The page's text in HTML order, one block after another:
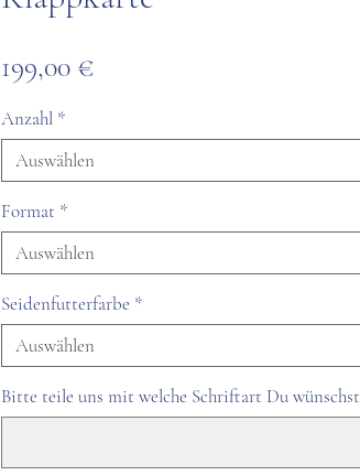
199,00 €
Anzahl *
Auswählen
Format *
Auswählen
Seidenfutterfarbe *
Auswählen
Bitte teile uns mit welche Schriftart Du wünschst